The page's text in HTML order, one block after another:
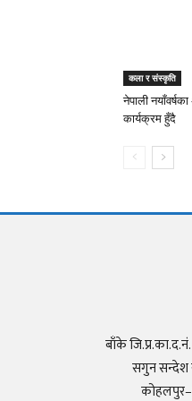
कला र संस्कृति
नेपाली
कार्यक्रम हुँदै
बाँके
सगुन सन्देश